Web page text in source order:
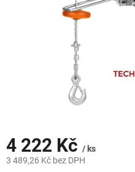
4 222 Kč / ks
3 489,26 Kč bez DPH